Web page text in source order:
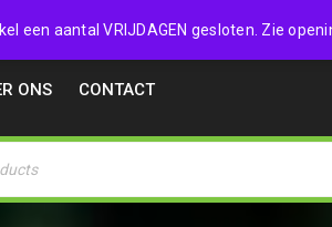
een aantal VRIJDAGEN gesloten. Zie
ONS CONTACT